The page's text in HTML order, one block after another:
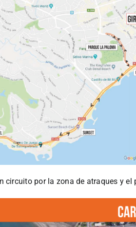
circuito por la zona de atraques y